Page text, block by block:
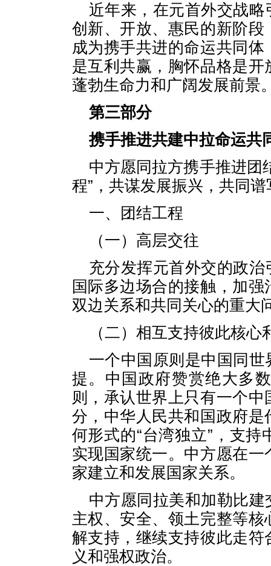
近年来，在元首外交战
创新、开放、惠民的新阶
成为携手共进的命运共同
是互利共赢，胸怀品格是
蓬勃生命力和广阔发展前景
第三部分
携手推进共建中拉命运共
中方愿同拉方携手推进团
程”，共谋发展振兴，共同
一、团结工程
（一）高层交往
充分发挥元首外交的政
国际多边场合的接触，加
双边关系和共同关心的重大
（二）相互支持彼此核心
一个中国原则是中国同
提。中国政府赞赏绝大多
则，承认世界上只有一个
分，中华人民共和国政府
何形式的“台湾独立”，支
实现国家统一。中方愿在
家建立和发展国家关系。
中方愿同拉美和加勒比
主权、安全、领土完整等
解支持，继续支持彼此走
义和强权政治。